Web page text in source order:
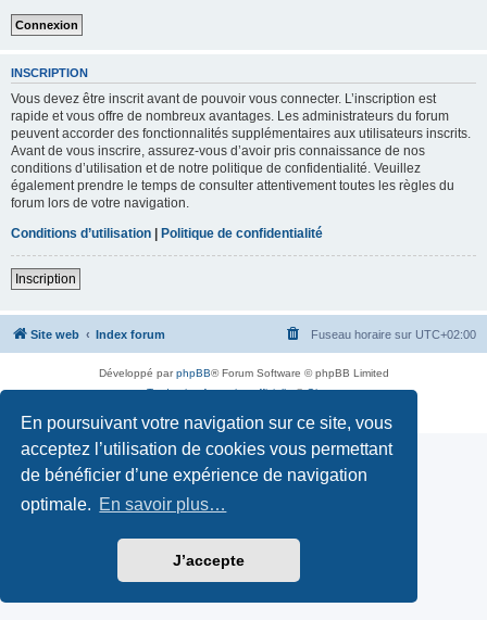
En poursuivant votre navigation sur ce site, vous
acceptez l’utilisation de cookies vous permettant
de bénéficier d’une expérience de navigation
optimale. En savoir plus…
J’accepte
INSCRIPTION
Vous devez être inscrit avant de pouvoir vous connecter. L’inscription est
rapide et vous offre de nombreux avantages. Les administrateurs du forum
peuvent accorder des fonctionnalités supplémentaires aux utilisateurs inscrits.
Avant de vous inscrire, assurez-vous d’avoir pris connaissance de nos
conditions d’utilisation et de notre politique de confidentialité. Veuillez
également prendre le temps de consulter attentivement toutes les règles du
forum lors de votre navigation.
Conditions d’utilisation | Politique de confidentialité
Inscription
Site web Index forum Fuseau horaire sur UTC+02:00
Développé parphpBB® Forum Software © phpBB Limited
Traduction française officielle©Qiaeru